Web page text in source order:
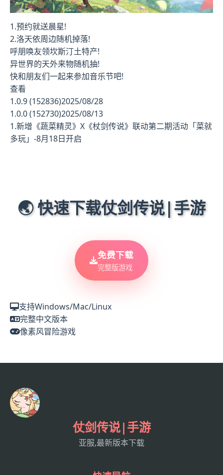
1.预约就送晨星!
2.洛天依周边随机掉落!
呼朋唤友领坎斯汀土特产!
异世界的天外来物随机抽!
快和朋友们一起来参加音乐节吧!
查看
1.0.9 (152836)2025/08/28
1.0.0 (152730)2025/08/13
1.新增《蔬菜精灵》X《杖剑传说》联动第二期活动「菜就
多玩」-8月18日开启
🌏 快速下载仗剑传说|手游
免费下载
完整版游戏
支持Windows/Mac/Linux
完整中文版本
像素风冒险游戏
仗剑传说|手游
亚服,最新版本下载